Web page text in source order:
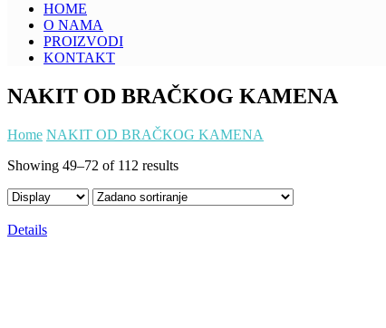
HOME
O NAMA
PROIZVODI
KONTAKT
NAKIT OD BRAČKOG KAMENA
Home NAKIT OD BRAČKOG KAMENA
Showing 49–72 of 112 results
Details